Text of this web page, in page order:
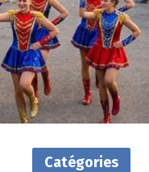
Catégories